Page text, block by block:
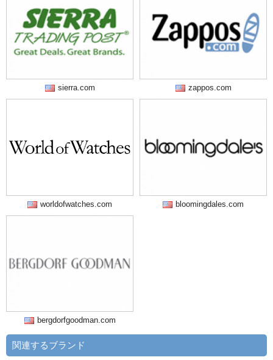
sierra.com zappos.com
worldofwatches.com bloomingdales.com
bergdorfgoodman.com
関連するブランド